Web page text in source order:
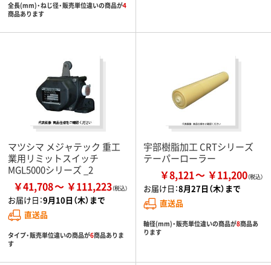
全長(mm)・ねじ径・販売単位違いの商品が4
商品あります
マツシマ メジャテック 重工
業用リミットスイッチ
MGL5000シリーズ _2
￥41,708 ￥111,223
お届け日：9月10日（木）まで
直送品
タイプ・販売単位違いの商品が6商品ありま
す
宇部樹脂加工 CRTシリーズ
テーパーローラー
￥8,121 ￥11,200
お届け日：8月27日（木）まで
直送品
軸径(mm)・販売単位違いの商品が8商品あ
ります